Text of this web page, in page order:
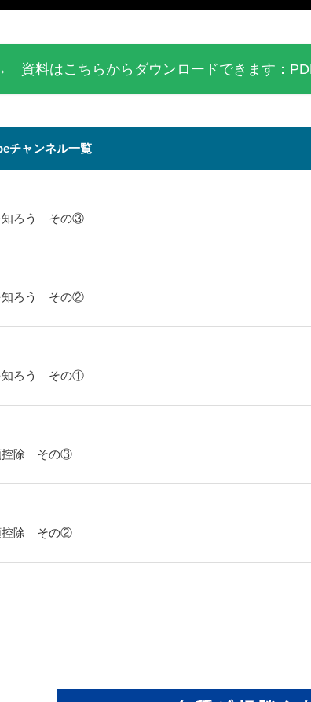
資料はこちらからダウンロードできます：
チャンネル一覧
知ろう その③
知ろう その②
知ろう その①
控除 その③
控除 その②